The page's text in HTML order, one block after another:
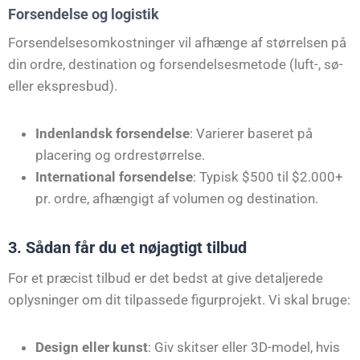
Forsendelse og logistik
Forsendelsesomkostninger vil afhænge af størrelsen på
din ordre, destination og forsendelsesmetode (luft-, sø-
eller ekspresbud).
Indenlandsk forsendelse: Varierer baseret på
placering og ordrestørrelse.
International forsendelse: Typisk $500 til $2.000+
pr. ordre, afhængigt af volumen og destination.
3. Sådan får du et nøjagtigt tilbud
For et præcist tilbud er det bedst at give detaljerede
oplysninger om dit tilpassede figurprojekt. Vi skal bruge:
Design eller kunst: Giv skitser eller 3D-model, hvis